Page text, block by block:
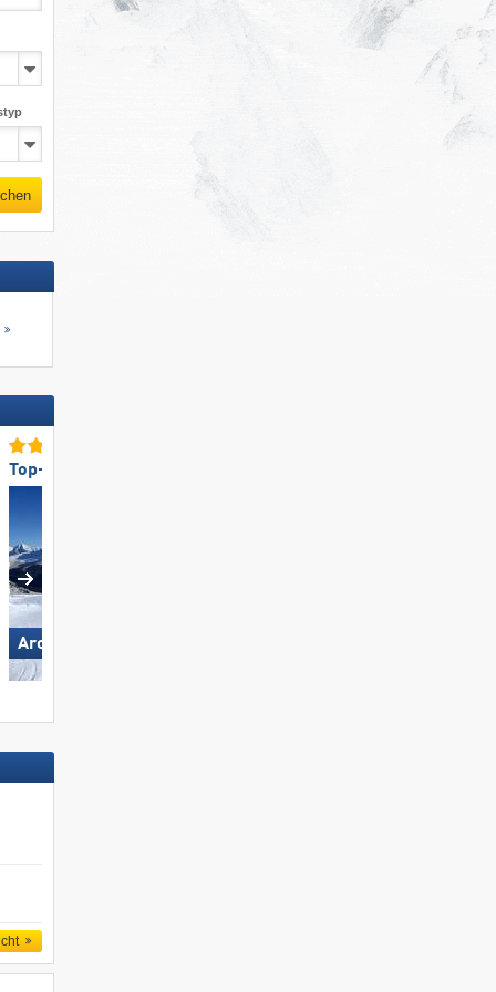
Top-Pistenangebot
Arosa Lenzerheide